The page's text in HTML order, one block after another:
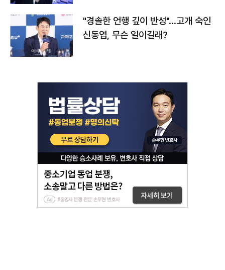
"경솔한 언행 깊이 반성"…고개 숙인
신동엽, 무슨 일이길래?